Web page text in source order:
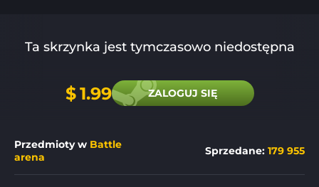
Ta skrzynka jest tymczasowo niedostępna
$1.99 ZALOGUJ SIĘ
Przedmioty w Battle
arena
Sprzedane: 179 955